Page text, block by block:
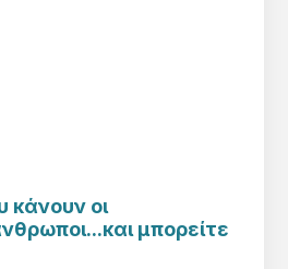
κάνουν οι
μπορείτε